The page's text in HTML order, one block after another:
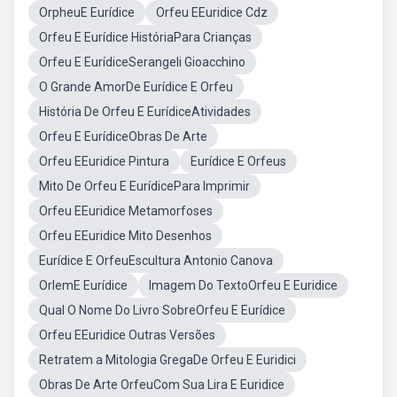
OrpheuE Eurídice
Orfeu EEuridice Cdz
Orfeu E Eurídice HistóriaPara Crianças
Orfeu E EurídiceSerangeli Gioacchino
O Grande AmorDe Eurídice E Orfeu
História De Orfeu E EurídiceAtividades
Orfeu E EurídiceObras De Arte
Orfeu EEuridice Pintura
Eurídice E Orfeus
Mito De Orfeu E EurídicePara Imprimir
Orfeu EEuridice Metamorfoses
Orfeu EEuridice Mito Desenhos
Eurídice E OrfeuEscultura Antonio Canova
OrlemE Eurídice
Imagem Do TextoOrfeu E Euridice
Qual O Nome Do Livro SobreOrfeu E Eurídice
Orfeu EEuridice Outras Versões
Retratem a Mitologia GregaDe Orfeu E Euridici
Obras De Arte OrfeuCom Sua Lira E Euridice